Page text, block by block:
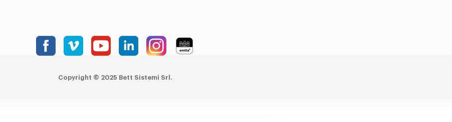
Copyright © 2025 Bett Sistemi Srl.